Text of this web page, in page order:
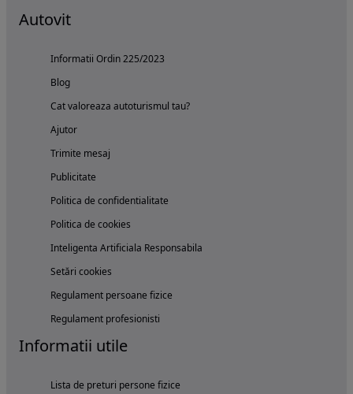
Autovit
Informatii Ordin 225/2023
Blog
Cat valoreaza autoturismul tau?
Ajutor
Trimite mesaj
Publicitate
Politica de confidentialitate
Politica de cookies
Inteligenta Artificiala Responsabila
Setări cookies
Regulament persoane fizice
Regulament profesionisti
Informatii utile
Lista de preturi persone fizice